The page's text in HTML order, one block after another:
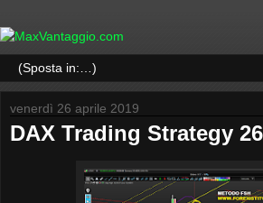
venerdì 26 aprile 2019
DAX Trading Strategy